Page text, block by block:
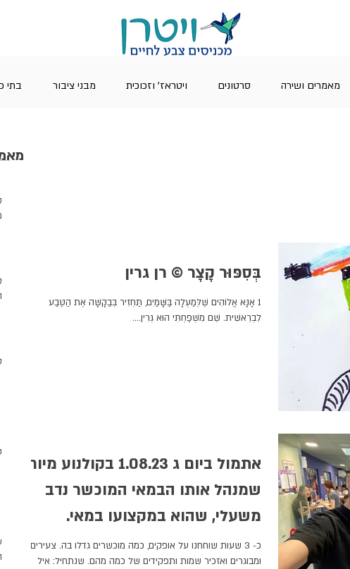
מאמרים ושירה סרטונים ויטראז' וזכוכית מבני ציבור בתי
בְּסִפּוּר קָצָר © רן גרין
1 אָנָּא אֱלֹוהִים שֶׁלְּמַעְלָה בַּשָּׁמַיִם, תַּחְזִיר בְּבַקָּשָׁה אֶת הַטֶּבַע
לִבְרֵאשִׁית. שֵׁם מִשְׁפַּחְתִּי הוּא גְּרִין....
אתמול ביום ג 1.08.23 בקולנוע מיוחד
שמנהל אותו הבמאי המוכשר נדב
משעלי, שהוא במקצועו במאי.
כ- 3 שעות שוחחנו על אופקים, כמה מוכשרים גדלו בה. צעירים
ומבוגרים ואזכיר שמות ותפקידים של כמה מהם. שנתחיל: איל